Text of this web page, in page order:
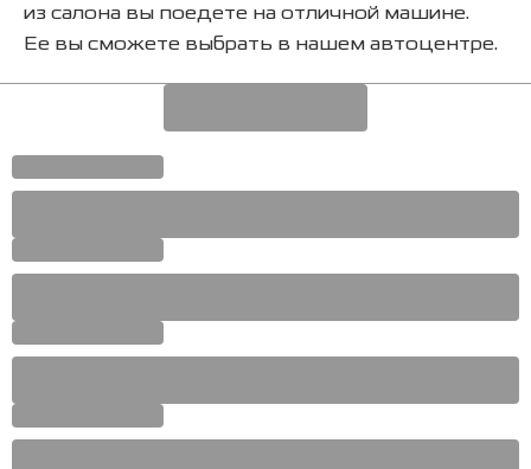
из салона вы поедете на отличной машине.
Ее вы сможете выбрать в нашем автоцентре.